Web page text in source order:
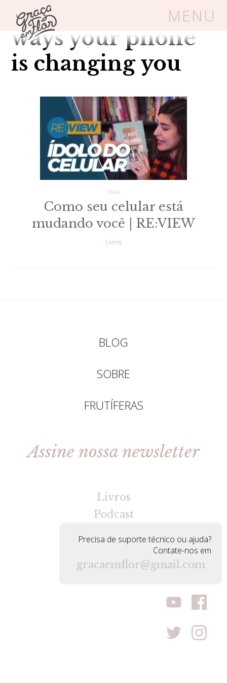
MENU
Um espaço seguro onde mulheres
cristãs podem florescer em Cristo
Livros Carrinho Login
BLOG
SOBRE
FRUTÍFERAS
Tag Arquivos: 12
ways your phone
is changing you
Video
Como seu celular está
mudando você | RE:VIEW
Livros
BLOG
SOBRE
FRUTÍFERAS
Assine nossa newsletter
Livros
Podcast
Precisa de suporte técnico ou ajuda?
Contate-nos em
gracaemflor@gmail.com